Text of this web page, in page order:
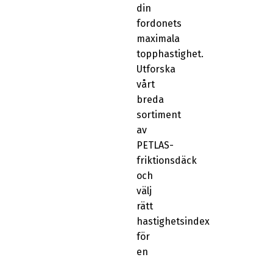
din
fordonets
maximala
topphastighet.
Utforska
vårt
breda
sortiment
av
PETLAS-
friktionsdäck
och
välj
rätt
hastighetsindex
för
en